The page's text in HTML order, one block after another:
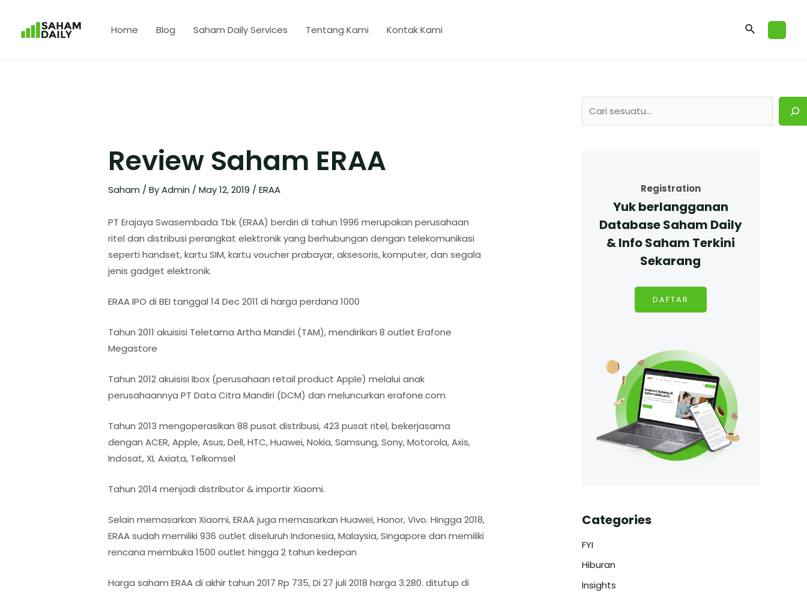
Home Blog Saham Daily Services Tentang Kami Kontak Kami
Review Saham ERAA
Saham / ByAdmin / May 12, 2019 / ERAA
PT Erajaya Swasembada Tbk (ERAA) berdiri di tahun 1996 merupakan perusahaan
ritel dan distribusi perangkat elektronik yang berhubungan dengan telekomunikasi
seperti handset, kartu SIM, kartu voucher prabayar, aksesoris, komputer, dan segala
jenis gadget elektronik.
ERAA IPO di BEI tanggal 14 Dec 2011 di harga perdana 1000
Tahun 2011 akuisisi Teletama Artha Mandiri (TAM), mendirikan 8 outlet Erafone
Megastore
Tahun 2012 akuisisi Ibox (perusahaan retail product Apple) melalui anak
perusahaannya PT Data Citra Mandiri (DCM) dan meluncurkan erafone.com
Tahun 2013 mengoperasikan 88 pusat distribusi, 423 pusat ritel, bekerjasama
dengan ACER, Apple, Asus, Dell, HTC, Huawei, Nokia, Samsung, Sony, Motorola, Axis,
Indosat, XL Axiata, Telkomsel
Tahun 2014 menjadi distributor & importir Xiaomi.
Selain memasarkan Xiaomi, ERAA juga memasarkan Huawei, Honor, Vivo. Hingga 2018,
ERAA sudah memiliki 936 outlet diseluruh Indonesia, Malaysia, Singapore dan memiliki
rencana membuka 1500 outlet hingga 2 tahun kedepan
Harga saham ERAA di akhir tahun 2017 Rp 735, Di 27 juli 2018 harga 3.280. ditutup di
Registration
Yuk berlangganan
Database Saham Daily
& Info Saham Terkini
Sekarang
DAFTAR
Categories
FYI
Hiburan
Insights